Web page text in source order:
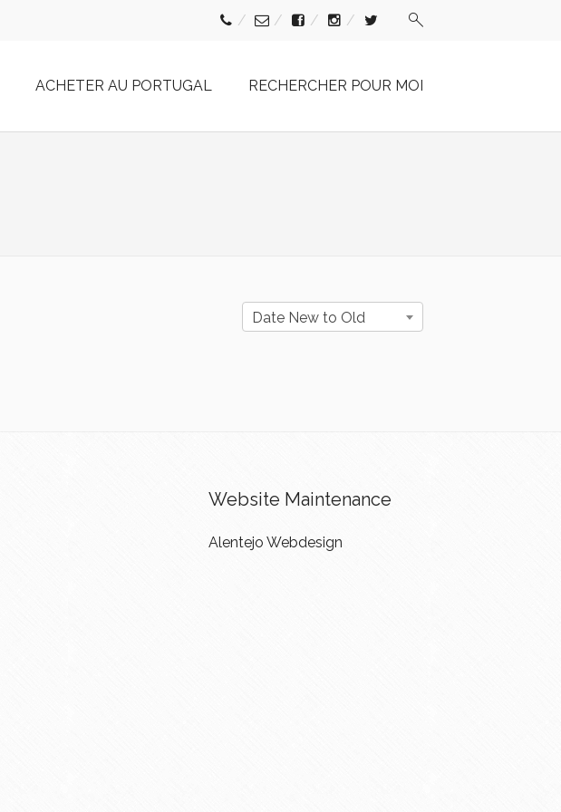
ACHETER AU PORTUGAL RECHERCHER POUR MOI
Date New to Old
Website Maintenance
Alentejo Webdesign